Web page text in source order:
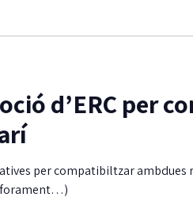
d’ERC per
per compatibiltzar